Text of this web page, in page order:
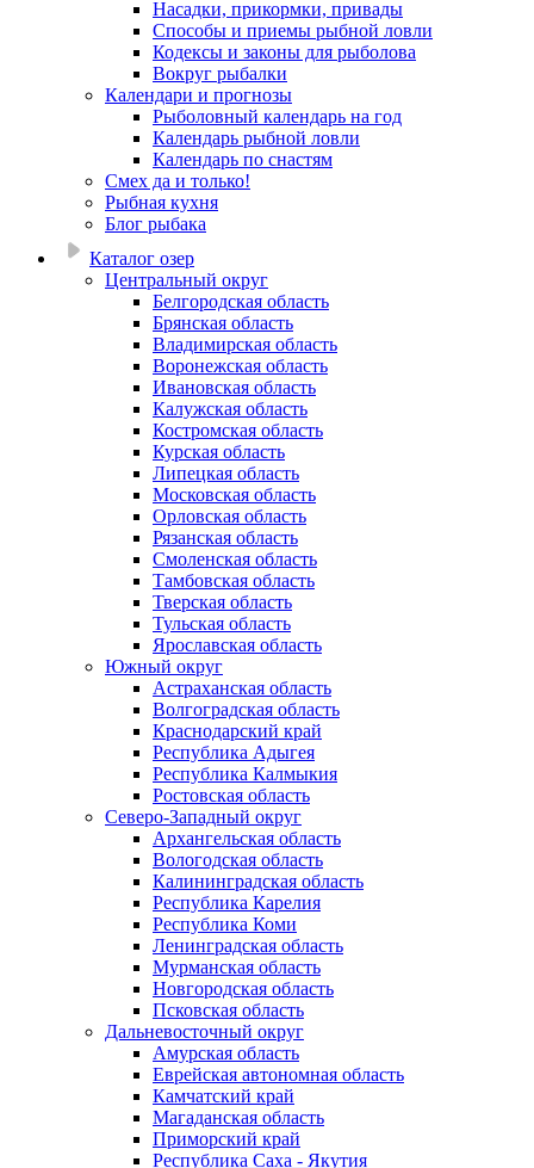
Насадки, прикормки, привады
Способы и приемы рыбной ловли
Кодексы и законы для рыболова
Вокруг рыбалки
Календари и прогнозы
Рыболовный календарь на год
Календарь рыбной ловли
Календарь по снастям
Смех да и только!
Рыбная кухня
Блог рыбака
Каталог озер
Центральный округ
Белгородская область
Брянская область
Владимирская область
Воронежская область
Ивановская область
Калужская область
Костромская область
Курская область
Липецкая область
Московская область
Орловская область
Рязанская область
Смоленская область
Тамбовская область
Тверская область
Тульская область
Ярославская область
Южный округ
Астраханская область
Волгоградская область
Краснодарский край
Республика Адыгея
Республика Калмыкия
Ростовская область
Северо-Западный округ
Архангельская область
Вологодская область
Калининградская область
Республика Карелия
Республика Коми
Ленинградская область
Мурманская область
Новгородская область
Псковская область
Дальневосточный округ
Амурская область
Еврейская автономная область
Камчатский край
Магаданская область
Приморский край
Республика Саха - Якутия